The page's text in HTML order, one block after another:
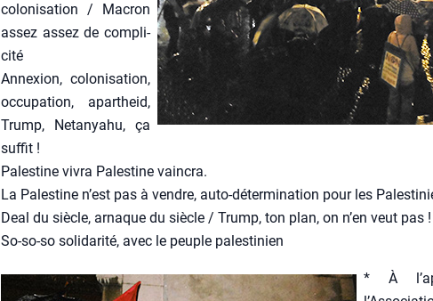
colo­ni­sa­tion / Macron
assez assez de com­pli­
ci­té
Annexion, colo­ni­sa­tion,
occu­pa­tion, apar­theid,
Trump, Neta­nya­hu, ça
suf­fit !
Pales­tine vivra Pales­tine vain­cra.
La Pales­tine n’est pas à vendre, auto-déter­mi­na­tion pour les
Deal du siècle, arnaque du siècle / Trump, ton plan, on n’en veut pas !
So-so-so soli­da­ri­té, avec le peuple pales­ti­nien
* À